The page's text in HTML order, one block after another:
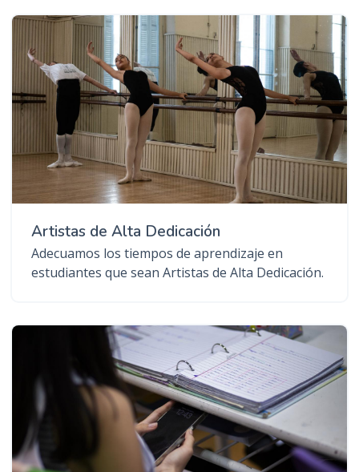
Artistas de Alta Dedicación
Adecuamos los tiempos de aprendizaje en
estudiantes que sean Artistas de Alta Dedicación.